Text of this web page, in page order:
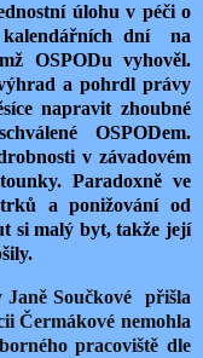
úlohu v péči o
kalendářních dní na
OSPODu vyhověl.
a pohrdl právy
napravit zhoubné
OSPODem.
v závadovém
Paradoxně ve
a ponižování od
si malý byt, takže její
Součkové přišla
Čermákové nemohla
pracoviště dle